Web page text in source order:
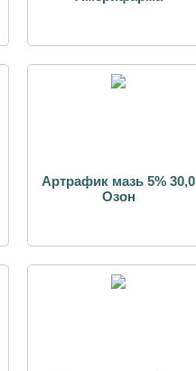
Артрафик мазь 5% 30,0
Озон